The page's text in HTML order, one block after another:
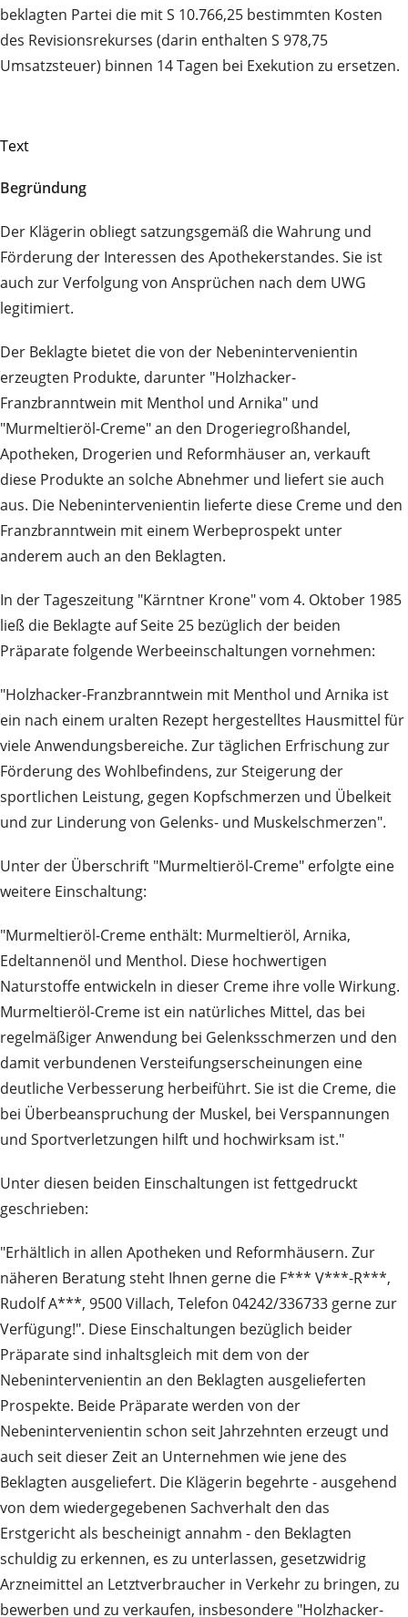
beklagten Partei die mit S 10.766,25 bestimmten Kosten
des Revisionsrekurses (darin enthalten S 978,75
Umsatzsteuer) binnen 14 Tagen bei Exekution zu ersetzen.
Text
Begründung
Der Klägerin obliegt satzungsgemäß die Wahrung und
Förderung der Interessen des Apothekerstandes. Sie ist
auch zur Verfolgung von Ansprüchen nach dem UWG
legitimiert.
Der Beklagte bietet die von der Nebenintervenientin
erzeugten Produkte, darunter "Holzhacker-
Franzbranntwein mit Menthol und Arnika" und
"Murmeltieröl-Creme" an den Drogeriegroßhandel,
Apotheken, Drogerien und Reformhäuser an, verkauft
diese Produkte an solche Abnehmer und liefert sie auch
aus. Die Nebenintervenientin lieferte diese Creme und den
Franzbranntwein mit einem Werbeprospekt unter
anderem auch an den Beklagten.
In der Tageszeitung "Kärntner Krone" vom 4. Oktober 1985
ließ die Beklagte auf Seite 25 bezüglich der beiden
Präparate folgende Werbeeinschaltungen vornehmen:
"Holzhacker-Franzbranntwein mit Menthol und Arnika ist
ein nach einem uralten Rezept hergestelltes Hausmittel für
viele Anwendungsbereiche. Zur täglichen Erfrischung zur
Förderung des Wohlbefindens, zur Steigerung der
sportlichen Leistung, gegen Kopfschmerzen und Übelkeit
und zur Linderung von Gelenks- und Muskelschmerzen".
Unter der Überschrift "Murmeltieröl-Creme" erfolgte eine
weitere Einschaltung:
"Murmeltieröl-Creme enthält: Murmeltieröl, Arnika,
Edeltannenöl und Menthol. Diese hochwertigen
Naturstoffe entwickeln in dieser Creme ihre volle Wirkung.
Murmeltieröl-Creme ist ein natürliches Mittel, das bei
regelmäßiger Anwendung bei Gelenksschmerzen und den
damit verbundenen Versteifungserscheinungen eine
deutliche Verbesserung herbeiführt. Sie ist die Creme, die
bei Überbeanspruchung der Muskel, bei Verspannungen
und Sportverletzungen hilft und hochwirksam ist."
Unter diesen beiden Einschaltungen ist fettgedruckt
geschrieben:
"Erhältlich in allen Apotheken und Reformhäusern. Zur
näheren Beratung steht Ihnen gerne die F*** V***-R***,
Rudolf A***, 9500 Villach, Telefon 04242/336733 gerne zur
Verfügung!". Diese Einschaltungen bezüglich beider
Präparate sind inhaltsgleich mit dem von der
Nebenintervenientin an den Beklagten ausgelieferten
Prospekte. Beide Präparate werden von der
Nebenintervenientin schon seit Jahrzehnten erzeugt und
auch seit dieser Zeit an Unternehmen wie jene des
Beklagten ausgeliefert. Die Klägerin begehrte - ausgehend
von dem wiedergegebenen Sachverhalt den das
Erstgericht als bescheinigt annahm - den Beklagten
schuldig zu erkennen, es zu unterlassen, gesetzwidrig
Arzneimittel an Letztverbraucher in Verkehr zu bringen, zu
bewerben und zu verkaufen, insbesondere "Holzhacker-